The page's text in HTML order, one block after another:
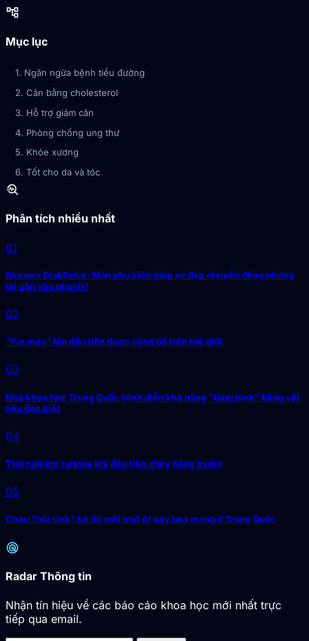
account_tree
Mục lục
1. Ngăn ngừa bệnh tiểu đường
2. Cân bằng cholesterol
3. Hỗ trợ giảm cân
4. Phòng chống ung thư
5. Khỏe xương
6. Tốt cho da và tóc
troubleshoot
Phân tích nhiều nhất
01
Skarper DiskDrive: Món phụ kiện giúp xe đạp chuyển động nhưng
lại gắn vào phanh?
02
"Pin máu" lần đầu tiên được công bố trên thế giới
03
Nhà khoa học Trung Quốc trình diễn khả năng "tàng hình" bằng vật
liệu đặc biệt
04
Thử nghiệm turbine khí đầu tiên chạy bằng hydro
05
Cháu "hồi sinh" bà đã mất nhờ AI gây bão mạng ở Trung Quốc
radar
Radar Thông tin
Nhận tín hiệu về các báo cáo khoa học mới nhất trực
tiếp qua email.